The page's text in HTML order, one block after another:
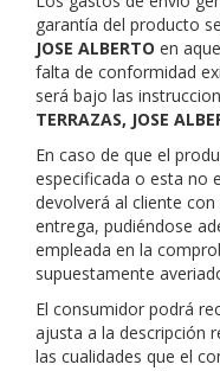
garantía del producto
JOSE ALBERTO en
falta de conformidad
será bajo las
TERRAZAS, JOSE
En caso de que el
especificada o esta no
devolverá al cliente
entrega, pudiéndose
empleada en la
supuestamente
El consumidor podrá
ajusta a la descripción
las cualidades que el